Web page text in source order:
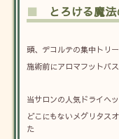
■ とろける魔法
頭、デコルテの集中トリ
施術前にアロマフットバ
当サロンの人気ドライヘ
どこにもないメグリタス
た